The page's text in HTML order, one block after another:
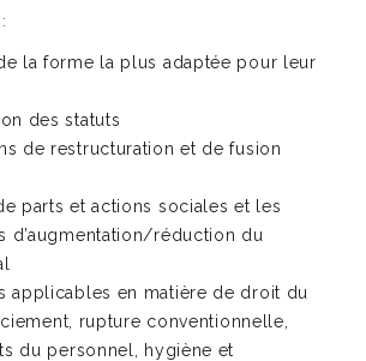
la forme la plus adaptée pour leur
des statuts
de restructuration et de fusion
parts et actions sociales et les
d’augmentation/réduction du
applicables en matière de droit du
rupture conventionnelle,
du personnel, hygiène et